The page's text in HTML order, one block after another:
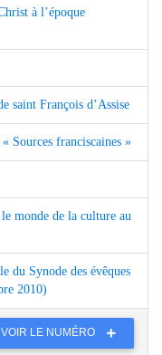
à l’époque
saint François d’Assise
Sources franciscaines »
monde de la culture au
du Synode des évêques
2010)
VOIR LE NUMÉRO